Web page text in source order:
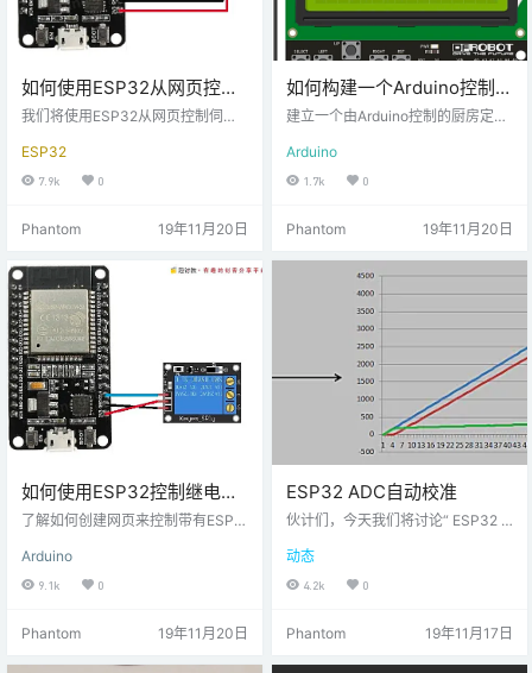
如何使用ESP32从网页控制
伺服电机
我们将使用ESP32从网页控制伺服
在这个项目中，我们将使用ESP32
从网页控制伺服电机。从Arduino控
不具有Analogwrite（）函数。因
够控制舵机。 硬件 1个 ESP32 1个
伺服马达 1个 连接线 电路原理图 伺
服电机的黄线为信号线；将其连接
到…
ESP32
7.9k 0
Phantom 19年11月20日
如何构建一个Arduino控制的
厨房计时器
建立一个由Arduino控制的厨房定时
按钮进行交互。 在本文中，我们将
学习如何创建一个由Arduino控制的
菜肴。您可以方便地为烹饪设置时
响起。硬件1个 Arduino的1个 液晶
键盘防护罩1个 蜂鸣器 ###软件1个
Arduino IDE我们将为此项目使用带
Arduino
1.7k 0
Phantom 19年11月20日
如何使用ESP32控制继电器
模块
了解如何创建网页来控制带有ESP3
将使用ESP32控制继电器模块。我
们将ESP32连接到Wi-Fi网络，然后
页，我们会将命令发送到ESP32以
Arduino
9.1k 0
Phantom 19年11月20日
ESP32 ADC自动校准
伙计们，今天我们将讨论“ ESP32 A
技术性的主题，但我发现您对此有
所了解非常重要。这是因为它不仅
关。大多数传感器不是线性的，因
动态
4.2k 0
Phantom 19年11月17日